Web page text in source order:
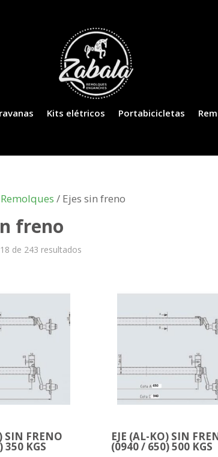
Kits elétricos Portabicicletas
/ Ejes sin freno
freno
de 243 resultados
SIN FRENO
350 KGS
EJE (AL-KO) SIN
(0940 / 650) 500 KGS